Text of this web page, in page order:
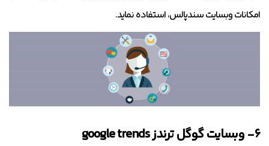
امکانات وبسایت سندپالس، استفاده نماید.
۶- وبسایت گوگل ترندز google trends